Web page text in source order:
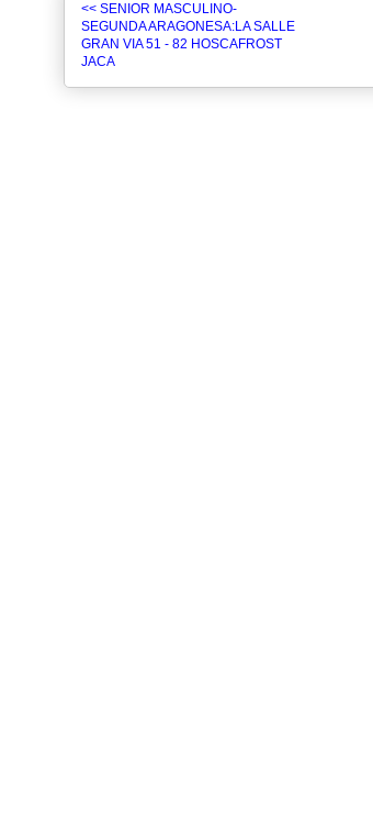
<< SENIOR MASCULINO-
SEGUNDA ARAGONESA:LA SALLE
GRAN VIA 51 - 82 HOSCAFROST
JACA